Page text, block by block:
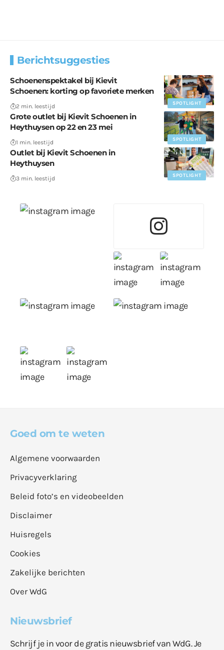
Berichtsuggesties
SPOTLIGHT
Schoenenspektakel bij Kievit
Schoenen: korting op favoriete merken
2 min. leestijd
SPOTLIGHT
Grote outlet bij Kievit Schoenen in
Heythuysen op 22 en 23 mei
1 min. leestijd
SPOTLIGHT
Outlet bij Kievit Schoenen in
Heythuysen
3 min. leestijd
Goed om te weten
Algemene voorwaarden
Privacyverklaring
Beleid foto’s en videobeelden
Disclaimer
Huisregels
Cookies
Zakelijke berichten
Over WdG
Nieuwsbrief
Schrijf je in voor de gratis nieuwsbrief van WdG. Je